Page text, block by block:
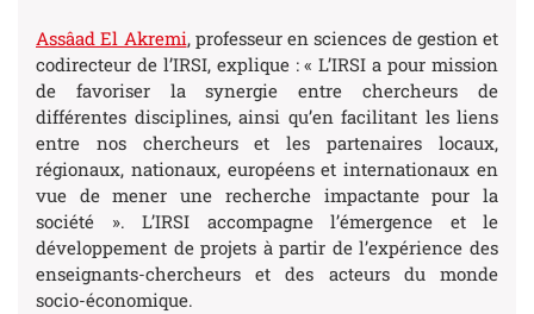
Assâad El Akremi, professeur en sciences de gestion et
codirecteur de l’IRSI, explique : « L’IRSI a pour mission
de favoriser la synergie entre chercheurs de
différentes disciplines, ainsi qu’en facilitant les liens
entre nos chercheurs et les partenaires locaux,
régionaux, nationaux, européens et internationaux en
vue de mener une recherche impactante pour la
société ». L’IRSI accompagne l’émergence et le
développement de projets à partir de l’expérience des
enseignants-chercheurs et des acteurs du monde
socio-économique.